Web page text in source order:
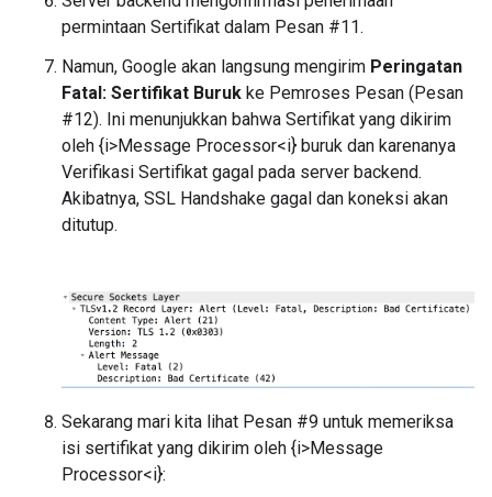
permintaan Sertifikat dalam Pesan #11.
Namun, Google akan langsung mengirim Peringatan
Fatal: Sertifikat Buruk ke Pemroses Pesan (Pesan
#12). Ini menunjukkan bahwa Sertifikat yang dikirim
oleh {i>Message Processor<i} buruk dan karenanya
Verifikasi Sertifikat gagal pada server backend.
Akibatnya, SSL Handshake gagal dan koneksi akan
ditutup.
Sekarang mari kita lihat Pesan #9 untuk memeriksa
isi sertifikat yang dikirim oleh {i>Message
Processor<i}: